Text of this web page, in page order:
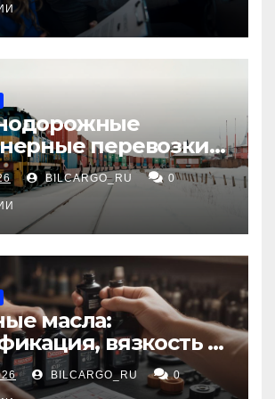
перевозки
в Россию:
сроки и
BILCARGO_RU 0
масла:
вязкость и
по выбору
типов
BILCARGO_RU 0